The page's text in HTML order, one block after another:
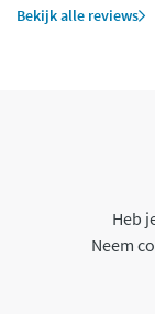
Bekijk alle reviews
Heb
Neem